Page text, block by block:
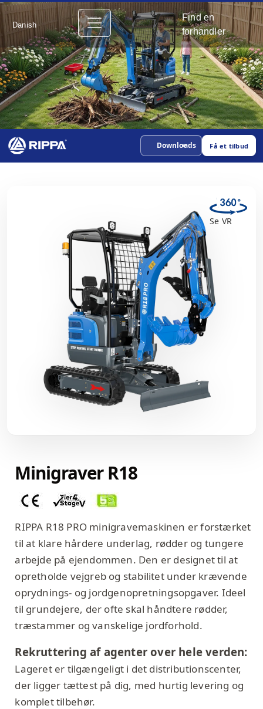
Danish
Find en
forhandler
Downloads Få et tilbud
Se VR
Minigraver R18
RIPPA R18 PRO minigravemaskinen er forstærket
til at klare hårdere underlag, rødder og tungere
arbejde på ejendommen. Den er designet til at
opretholde vejgreb og stabilitet under krævende
oprydnings- og jordgenopretningsopgaver. Ideel
til grundejere, der ofte skal håndtere rødder,
træstammer og vanskelige jordforhold.
Rekruttering af agenter over hele verden:
Lageret er tilgængeligt i det distributionscenter,
der ligger tættest på dig, med hurtig levering og
komplet tilbehør.